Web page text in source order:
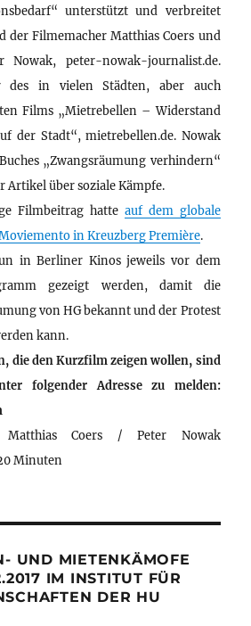
unterstützt und verbreitet
der Filmemacher Matthias Coers und
Nowak, peter-nowak-journalist.de.
des in vielen Städten, aber auch
Films „Mietrebellen – Widerstand
der Stadt“, mietrebellen.de. Nowak
„Zwangsräumung verhindern“
Artikel über soziale Kämpfe.
Filmbeitrag hatte auf dem globale
in Kreuzberg Première.
in Berliner Kinos jeweils vor dem
gezeigt werden, damit die
von HG bekannt und der Protest
kann.
die den Kurzfilm zeigen wollen, sind
folgender Adresse zu melden:
Matthias Coers / Peter Nowak
Minuten
UND MIETENKÄMOFE
IM INSTITUT FÜR
DER HU